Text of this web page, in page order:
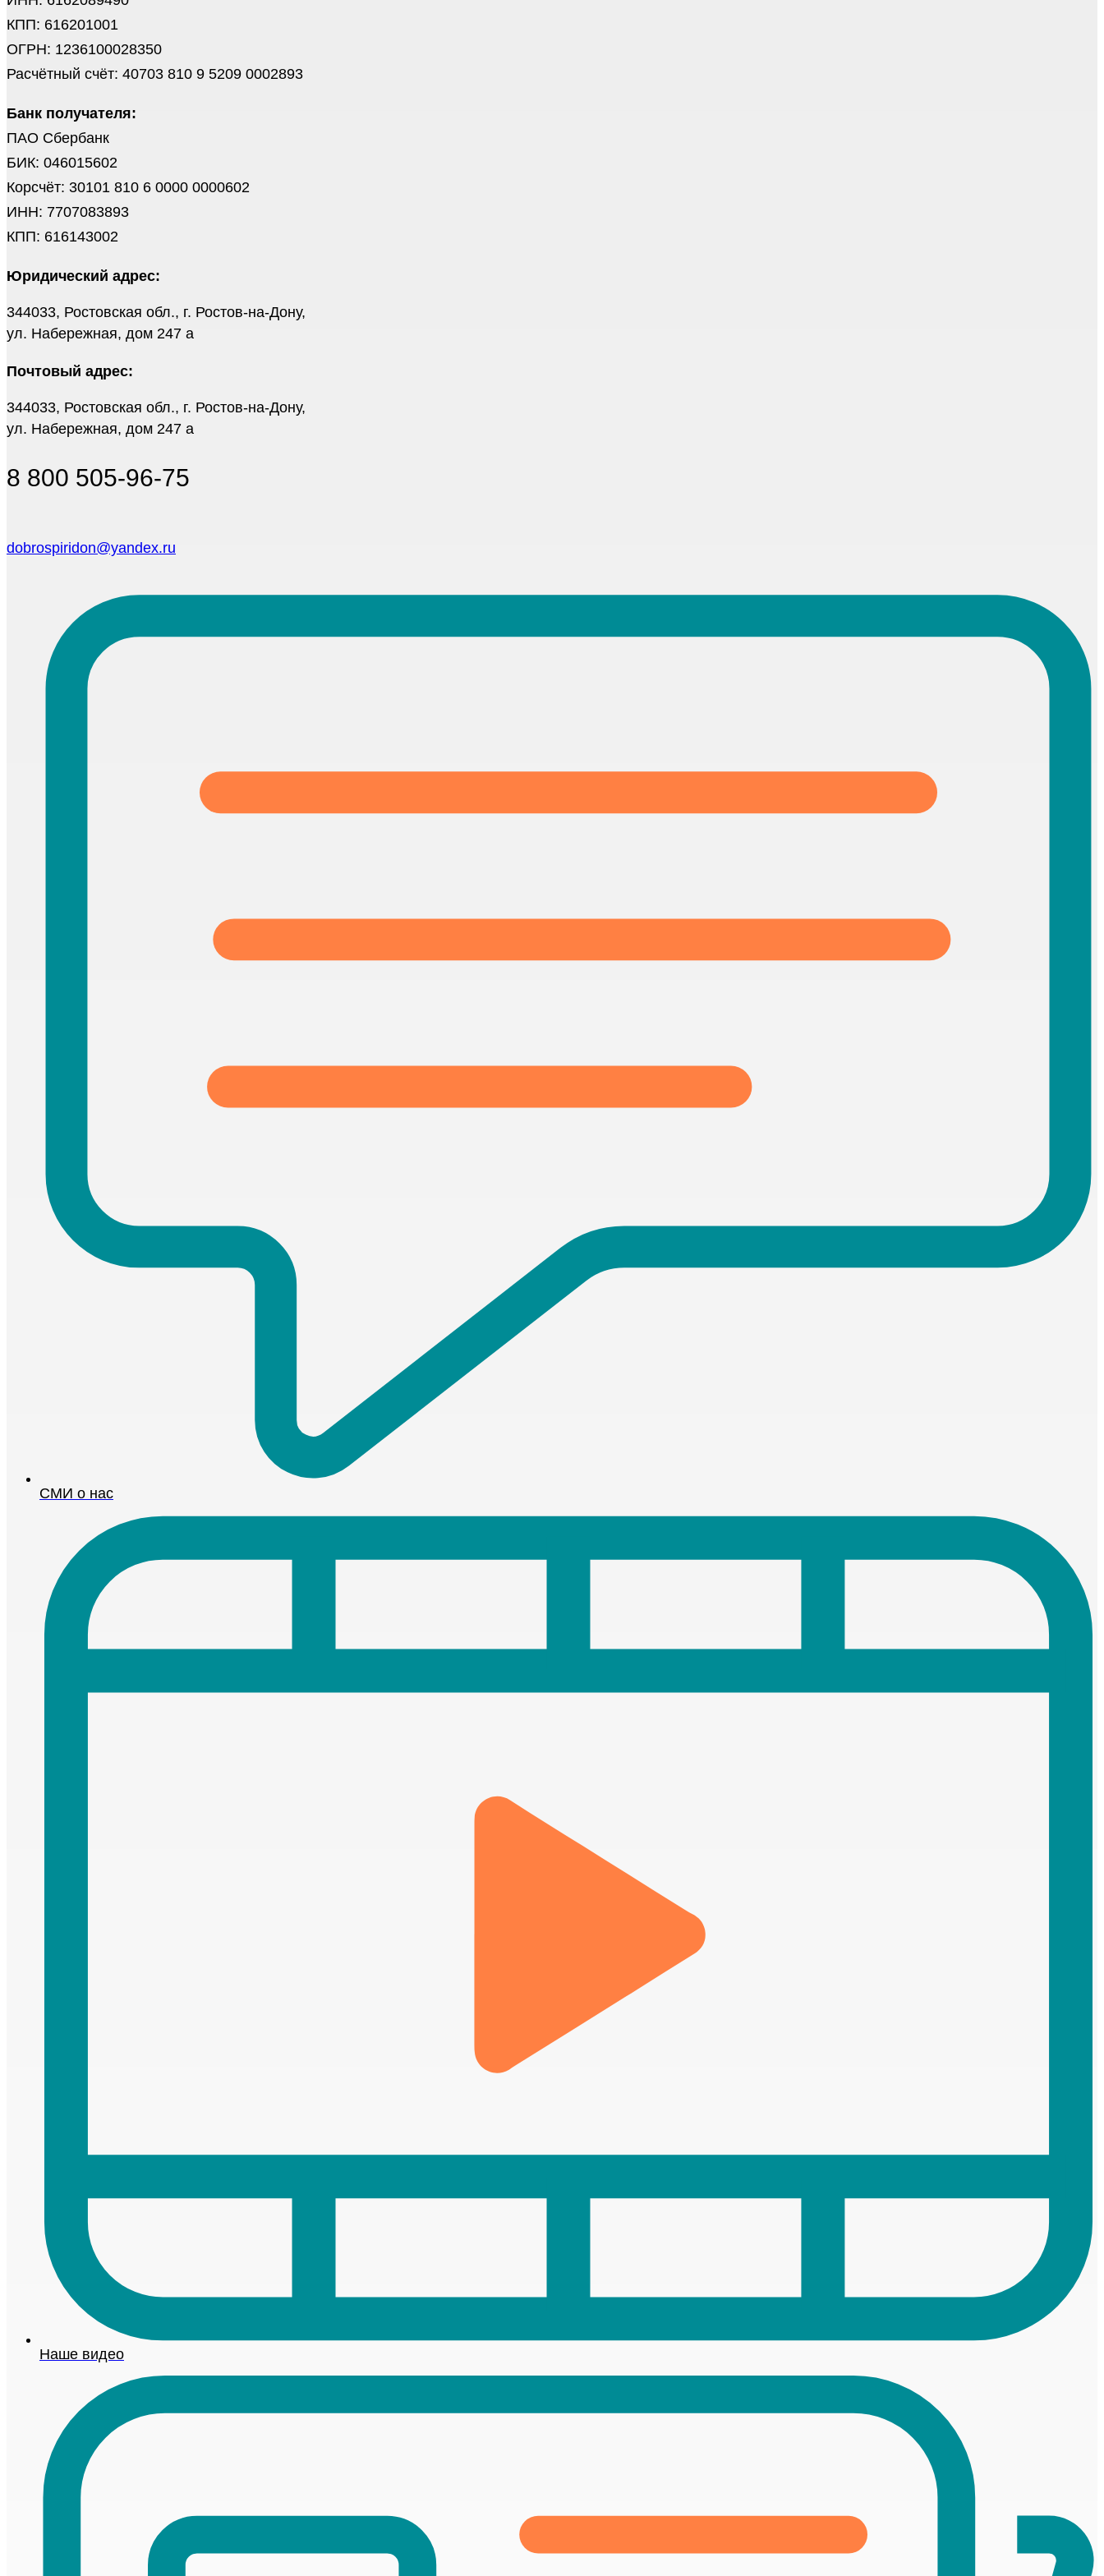
КПП: 616201001
ОГРН: 1236100028350
Расчётный счёт: 40703 810 9 5209 0002893
Банк получателя:
ПАО Сбербанк
БИК: 046015602
Корсчёт: 30101 810 6 0000 0000602
ИНН: 7707083893
КПП: 616143002
Юридический адрес:
344033, Ростовская обл., г. Ростов-на-Дону,
ул. Набережная, дом 247 а
Почтовый адрес:
344033, Ростовская обл., г. Ростов-на-Дону,
ул. Набережная, дом 247 а
8 800 505-96-75
dobrospiridon@yandex.ru
СМИ о нас
Наше видео